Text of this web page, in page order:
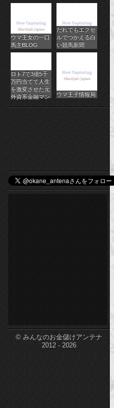
ウマ王女の一口
馬主BLOG
だれでもエクセ
ルでつかえる白
い競馬新聞
ロト7で3億5千
万円当てて人生
を激変させた元
外資系金融マン
ウマ王子情報局
© みんなのお金儲けアンテナ
2012 - 2026